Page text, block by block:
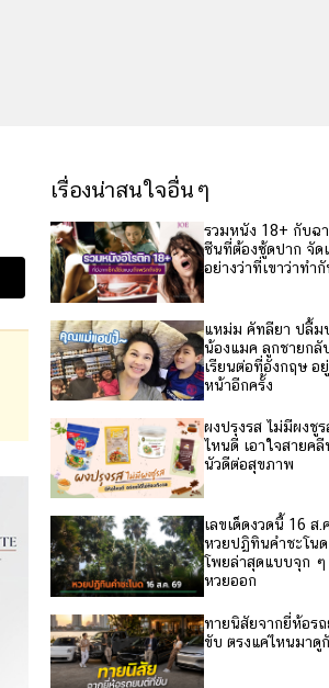
เรื่องน่าสนใจอื่นๆ
รวมหนัง 18+ กับฉ
ซีนที่ต้องซู้ดปาก จัด
อย่างว่าที่เขาว่าทำ
แหม่ม คัทลียา ปลื้ม
น้องแมค ลูกชายกลั
เรียนต่อที่อังกฤษ อ
หน้าอีกครั้ง
ผงปรุงรส ไม่มีผงชู
ไหนดี เอาใจสายค
นัวดีต่อสุขภาพ
เลขเด็ดงวดนี้ 16 ส.
หวยปฏิทินคำชะโนด
โพยล่าสุดแบบจุก
หวยออก
ทายนิสัยจากยี่ห้อร
ขับ ตรงแค่ไหนมาดู